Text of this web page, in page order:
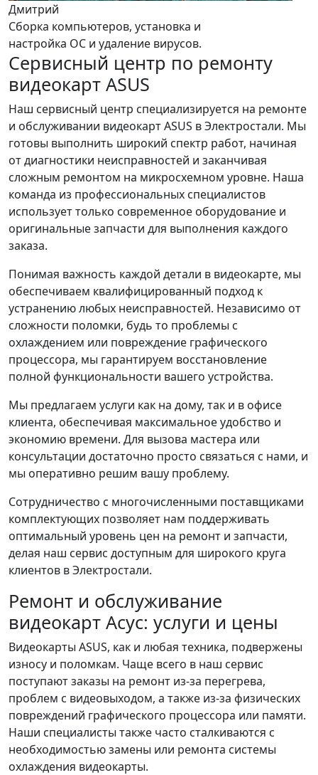
Дмитрий
Сборка компьютеров, установка и
настройка ОС и удаление вирусов.
Сервисный центр по ремонту
видеокарт ASUS
Наш сервисный центр специализируется на ремонте
и обслуживании видеокарт ASUS в Электростали. Мы
готовы выполнить широкий спектр работ, начиная
от диагностики неисправностей и заканчивая
сложным ремонтом на микросхемном уровне. Наша
команда из профессиональных специалистов
использует только современное оборудование и
оригинальные запчасти для выполнения каждого
заказа.
Понимая важность каждой детали в видеокарте, мы
обеспечиваем квалифицированный подход к
устранению любых неисправностей. Независимо от
сложности поломки, будь то проблемы с
охлаждением или повреждение графического
процессора, мы гарантируем восстановление
полной функциональности вашего устройства.
Мы предлагаем услуги как на дому, так и в офисе
клиента, обеспечивая максимальное удобство и
экономию времени. Для вызова мастера или
консультации достаточно просто связаться с нами, и
мы оперативно решим вашу проблему.
Сотрудничество с многочисленными поставщиками
комплектующих позволяет нам поддерживать
оптимальный уровень цен на ремонт и запчасти,
делая наш сервис доступным для широкого круга
клиентов в Электростали.
Ремонт и обслуживание
видеокарт Асус: услуги и цены
Видеокарты ASUS, как и любая техника, подвержены
износу и поломкам. Чаще всего в наш сервис
поступают заказы на ремонт из-за перегрева,
проблем с видеовыходом, а также из-за физических
повреждений графического процессора или памяти.
Наши специалисты также часто сталкиваются с
необходимостью замены или ремонта системы
охлаждения видеокарты.